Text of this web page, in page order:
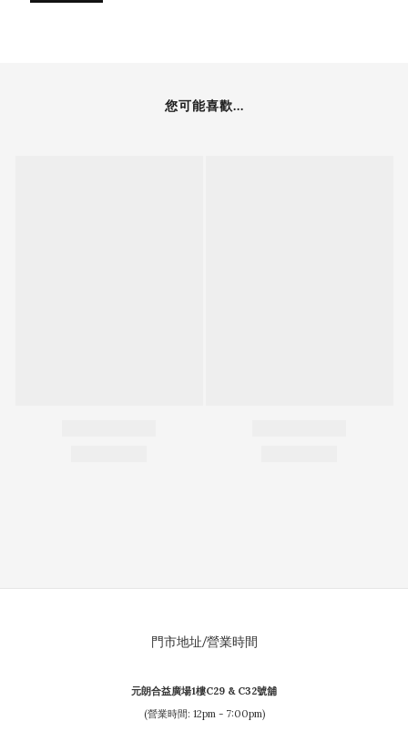
您可能喜歡...
門市地址/營業時間
元朗合益廣場1樓C29 & C32號舖
(營業時間: 12pm - 7:00pm)